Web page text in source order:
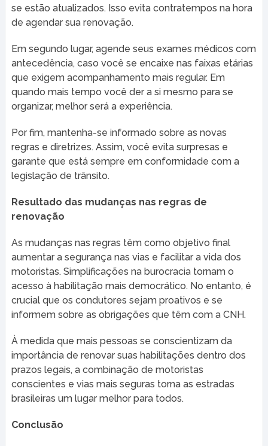
se estão atualizados. Isso evita contratempos na hora
de agendar sua renovação.
Em segundo lugar, agende seus exames médicos com
antecedência, caso você se encaixe nas faixas etárias
que exigem acompanhamento mais regular. Em
quando mais tempo você der a si mesmo para se
organizar, melhor será a experiência.
Por fim, mantenha-se informado sobre as novas
regras e diretrizes. Assim, você evita surpresas e
garante que está sempre em conformidade com a
legislação de trânsito.
Resultado das mudanças nas regras de
renovação
As mudanças nas regras têm como objetivo final
aumentar a segurança nas vias e facilitar a vida dos
motoristas. Simplificações na burocracia tornam o
acesso à habilitação mais democrático. No entanto, é
crucial que os condutores sejam proativos e se
informem sobre as obrigações que têm com a CNH.
À medida que mais pessoas se conscientizam da
importância de renovar suas habilitações dentro dos
prazos legais, a combinação de motoristas
conscientes e vias mais seguras torna as estradas
brasileiras um lugar melhor para todos.
Conclusão